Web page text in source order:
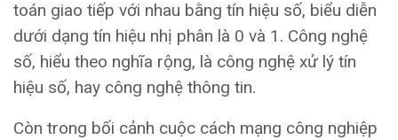
toán giao tiếp với nhau bằng tín hiệu số, biểu diễn
dưới dạng tín hiệu nhị phân là 0 và 1. Công nghệ
số, hiểu theo nghĩa rộng, là công nghệ xử lý tín
hiệu số, hay công nghệ thông tin.
Còn trong bối cảnh cuộc cách mạng công nghiệp